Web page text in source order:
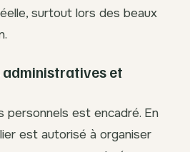
surtout lors des beaux
administratives et
personnels est encadré. En
est autorisé à organiser